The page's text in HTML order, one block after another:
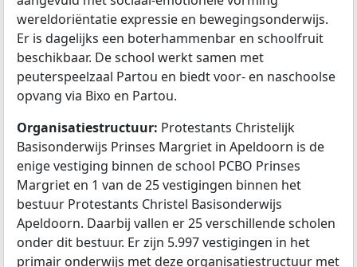
wereldoriëntatie expressie en bewegingsonderwijs.
Er is dagelijks een boterhammenbar en schoolfruit
beschikbaar. De school werkt samen met
peuterspeelzaal Partou en biedt voor- en naschoolse
opvang via Bixo en Partou.
Organisatiestructuur: Protestants Christelijk
Basisonderwijs Prinses Margriet in Apeldoorn is de
enige vestiging binnen de school PCBO Prinses
Margriet en 1 van de 25 vestigingen binnen het
bestuur Protestants Christel Basisonderwijs
Apeldoorn. Daarbij vallen er 25 verschillende scholen
onder dit bestuur. Er zijn 5.997 vestigingen in het
primair onderwijs met deze organisatiestructuur met